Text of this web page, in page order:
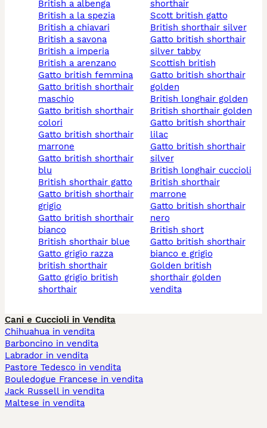
british a albenga
british a la spezia
british a chiavari
british a savona
british a imperia
british a arenzano
gatto british femmina
gatto british shorthair
maschio
gatto british shorthair
colori
gatto british shorthair
marrone
gatto british shorthair
blu
british shorthair gatto
gatto british shorthair
grigio
gatto british shorthair
bianco
british shorthair blue
gatto grigio razza
british shorthair
gatto grigio british
shorthair
shorthair
scott british gatto
british shorthair silver
gatto british shorthair
silver tabby
scottish british
gatto british shorthair
golden
british longhair golden
british shorthair golden
gatto british shorthair
lilac
gatto british shorthair
silver
british longhair cuccioli
british shorthair
marrone
gatto british shorthair
nero
british short
gatto british shorthair
bianco e grigio
golden british
shorthair golden
vendita
Cani e Cuccioli in Vendita
Chihuahua in vendita
Barboncino in vendita
Labrador in vendita
Pastore Tedesco in vendita
Bouledogue Francese in vendita
Jack Russell in vendita
Maltese in vendita